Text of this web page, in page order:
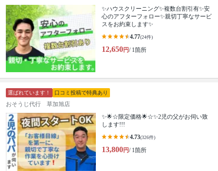
✨ハウスクリーニング✨複数台割引有✨安
心のアフターフォロー✨親切丁寧なサービ
スをお約束します✨
4.77(24件)
12,650円/ 1箇所
選ばれています！ 口コミ投稿で特典あり
おそうじ代行 草加旭店
✨🌟☆限定価格🌟☆✨2児の父がお伺い致
します!!!
4.73(326件)
13,800円/ 1箇所